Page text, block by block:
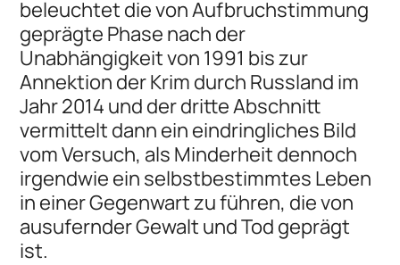
beleuchtet die von Aufbruchstimmung
geprägte Phase nach der
Unabhängigkeit von 1991 bis zur
Annektion der Krim durch Russland im
Jahr 2014 und der dritte Abschnitt
vermittelt dann ein eindringliches Bild
vom Versuch, als Minderheit dennoch
irgendwie ein selbstbestimmtes Leben
in einer Gegenwart zu führen, die von
ausufernder Gewalt und Tod geprägt
ist.